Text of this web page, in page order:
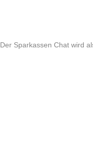
Der Sparkassen Chat wird